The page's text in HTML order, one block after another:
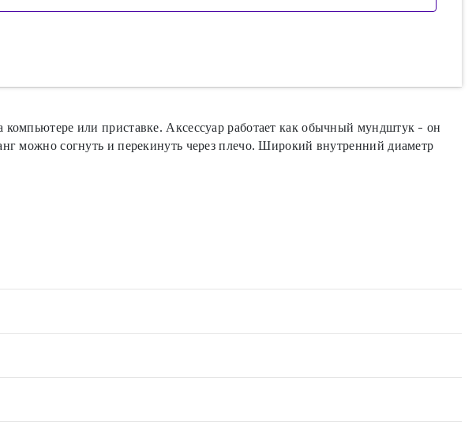
или приставке. Аксессуар работает как обычный мундштук - он
можно согнуть и перекинуть через плечо. Широкий внутренний диаметр